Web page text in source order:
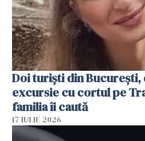
Doi turiști din
excursie cu cortul pe
familia îi caută
17 IULIE 2026